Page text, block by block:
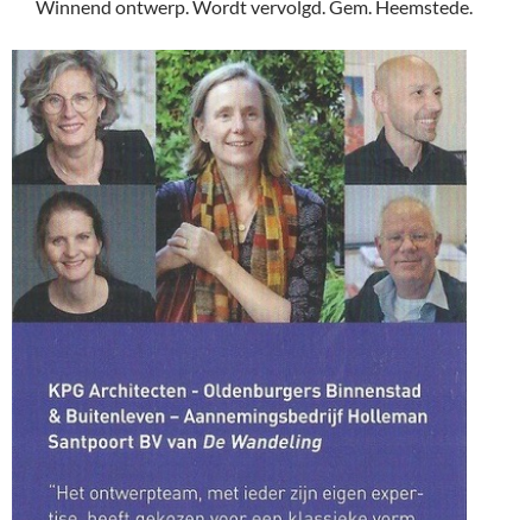
Winnend ontwerp. Wordt vervolgd. Gem. Heemstede.